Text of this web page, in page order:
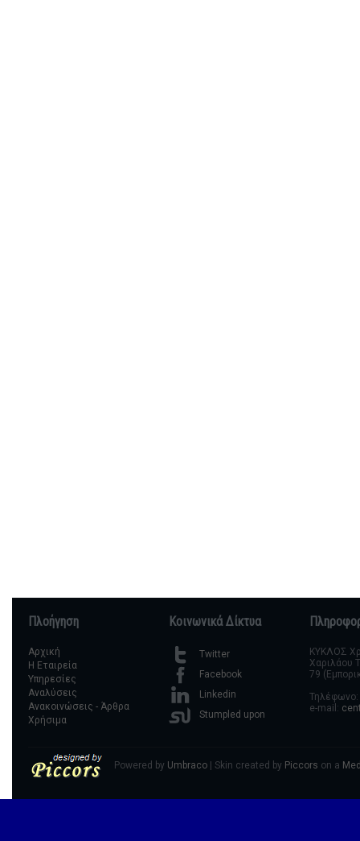
Πλοήγηση
Αρχική
Η Εταιρεία
Υπηρεσίες
Αναλύσεις
Ανακοινώσεις - Άρθρα
Χρήσιμα
Κοινωνικά Δίκτυα
Twitter
Facebook
Linkedin
Stumpled upon
ΚΥΚΛΟΣ
Χαριλάου
79
Τηλέφωνο:
e-mail:
Powered by Umbraco | Skin created by Piccors on a